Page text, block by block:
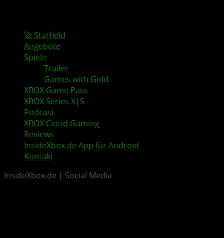
🚀 Starfield
Angebote
Spiele
Trailer
Games with Gold
XBOX Game Pass
XBOX Series X|S
Podcast
XBOX Cloud Gaming
Reviews
InsideXbox.de App für Android
Kontakt
InsideXbox.de | Social Media